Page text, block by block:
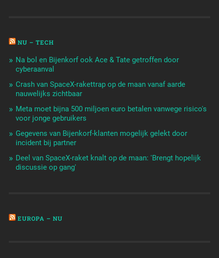
NU – TECH
Na bol en Bijenkorf ook Ace & Tate getroffen door
cyberaanval
Crash van SpaceX-rakettrap op de maan vanaf aarde
nauwelijks zichtbaar
Meta moet bijna 500 miljoen euro betalen vanwege risico's
voor jonge gebruikers
Gegevens van Bijenkorf-klanten mogelijk gelekt door
incident bij partner
Deel van SpaceX-raket knalt op de maan: 'Brengt hopelijk
discussie op gang'
EUROPA – NU